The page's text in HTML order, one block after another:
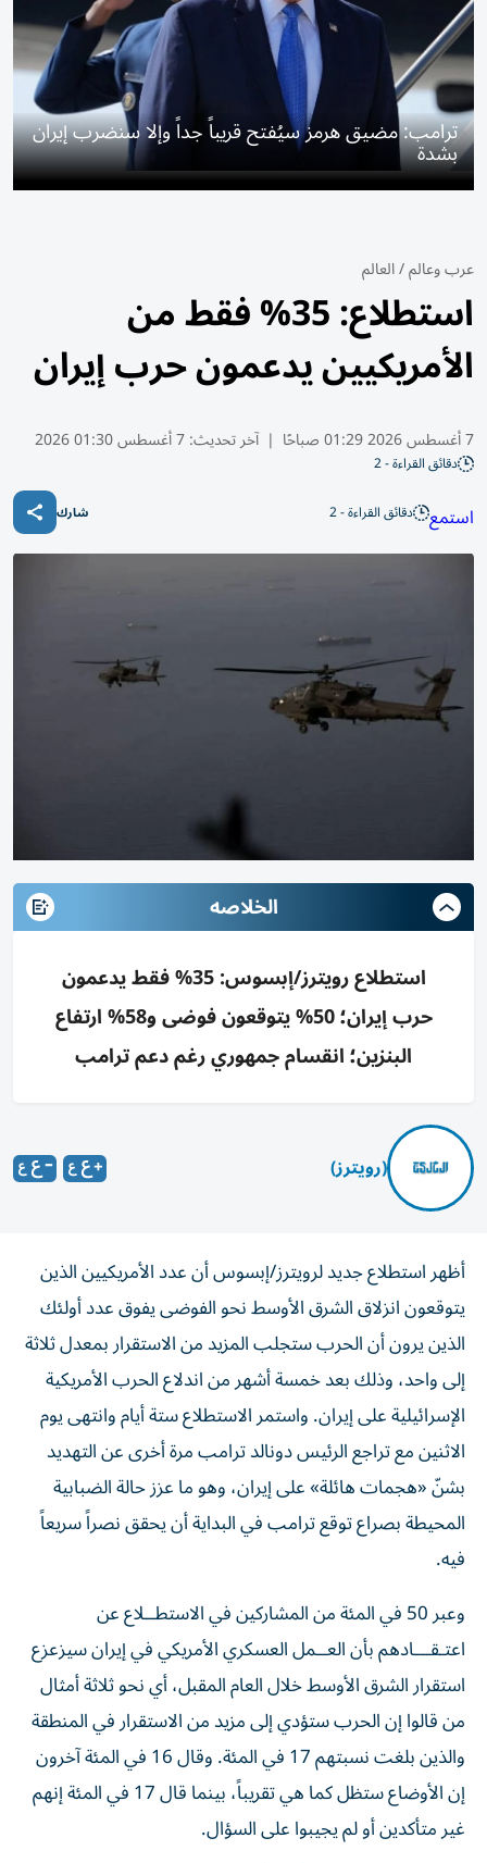
ترامب: مضيق هرمز سيُفتح قريباً جداً وإلا سنضرب إيران
بشدة
عرب وعالم/العالم
استطلاع: 35% فقط من
الأمريكيين يدعمون حرب إيران
7 أغسطس 2026 01:29 صباحًا | آخر تحديث:7 أغسطس 01:30 2026
دقائق القراءة - 2
استمع دقائق القراءة - 2 شارك
الخلاصه
استطلاع رويترز/إبسوس: 35% فقط يدعمون
حرب إيران؛ 50% يتوقعون فوضى و58% ارتفاع
البنزين؛ انقسام جمهوري رغم دعم ترامب
(رويترز)
أظهر استطلاع جديد لرويترز/إبسوس أن عدد الأمريكيين الذين
يتوقعون انزلاق الشرق الأوسط نحو الفوضى يفوق عدد أولئك
الذين يرون أن الحرب ستجلب المزيد من الاستقرار بمعدل ثلاثة
إلى واحد، وذلك بعد خمسة ‌أشهر من اندلاع الحرب الأمريكية
الإسرائيلية على إيران. واستمر الاستطلاع ستة أيام وانتهى يوم
الاثنين مع تراجع الرئيس دونالد ترامب مرة أخرى عن التهديد
بشنّ «هجمات هائلة» على إيران، ​وهو ما عزز حالة الضبابية
المحيطة بصراع توقع ترامب في البداية أن يحقق نصراً سريعاً
فيه.
وعبر 50 في المئة من المشاركين في الاستطــلاع عن
اعتـقـــادهم بأن العــمل ‌العسكري الأمريكي في إيران سيزعزع
استقرار الشرق الأوسط ‌خلال العام المقبل، أي نحو ثلاثة أمثال
من قالوا إن الحرب ستؤدي إلى مزيد من الاستقرار في المنطقة
والذين بلغت نسبتهم 17 في المئة. وقال 16 في المئة آخرون
إن الأوضاع ستظل كما هي تقريباً، بينما قال 17 في المئة إنهم
غير متأكدين أو لم يجيبوا على السؤال.